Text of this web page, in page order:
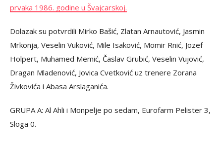
prvaka 1986. godine u Švajcarskoj.
Dolazak su potvrdili Mirko Bašić, Zlatan Arnautović, Jasmin
Mrkonja, Veselin Vuković, Mile Isaković, Momir Rnić, Jozef
Holpert, Muhamed Memić, Časlav Grubić, Veselin Vujović,
Dragan Mladenović, Jovica Cvetković uz trenere Zorana
Živkovića i Abasa Arslaganića.
GRUPA A: Al Ahli i Monpelje po sedam, Eurofarm Pelister 3,
Sloga 0.